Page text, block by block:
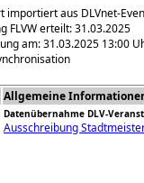
importiert aus DLVnet-
FLVW erteilt: 31.03.2025
am: 31.03.2025 13:00
Allgemeine
Datenübernahme DLV-
Ausschreibung